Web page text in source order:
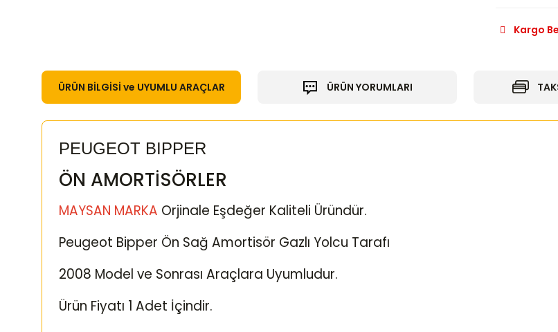
Kargo
ÜRÜN BİLGİSİ ve UYUMLU ARAÇLAR ÜRÜN YORUMLARI
PEUGEOT BIPPER
ÖN AMORTİSÖRLER
MAYSAN MARKA Orjinale Eşdeğer Kaliteli Üründür.
Peugeot Bipper Ön Sağ Amortisör Gazlı Yolcu Tarafı
2008 Model ve Sonrası Araçlara Uyumludur.
Ürün Fiyatı 1 Adet İçindir.